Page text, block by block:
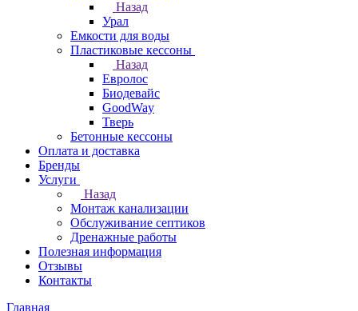
Назад
Урал
Емкости для воды
Пластиковые кессоны
Назад
Евролос
Биодевайс
GoodWay
Тверь
Бетонные кессоны
Оплата и доставка
Бренды
Услуги
Назад
Монтаж канализации
Обслуживание септиков
Дренажные работы
Полезная информация
Отзывы
Контакты
Главная